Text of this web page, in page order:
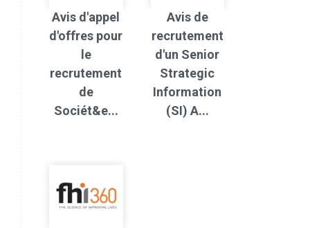
Avis d'appel
d'offres pour
le
recrutement
de
Sociét&e...
Avis de
recrutement
d'un Senior
Strategic
Information
(SI) A...